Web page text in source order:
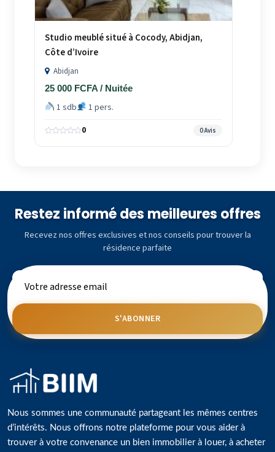
Studio meublé situé à Cocody, Abidjan,
Côte d’Ivoire
Abidjan
25 000 FCFA / Nuitée
1 sdb 1 pers.
0 0 Avis
Restez informé des meilleures offres
Recevez nos offres exclusives et nos conseils pour trouver la
résidence parfaite
S'ABONNER
Nous sommes une communauté partageant les mêmes centres
d’intérêts. Nous offrons notre plateforme pour vous aider à
trouver à votre convenance un bien immobilier à louer, à acheter